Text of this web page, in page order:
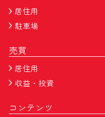
居住用
駐車場
売買
居住用
収益・投資
コンテンツ